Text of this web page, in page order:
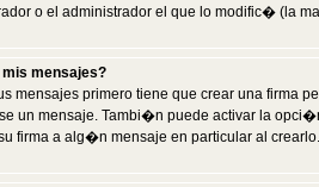
o el administrador el que lo modific� (la
mensajes?
mensajes primero tiene que crear una firma
un mensaje. Tambi�n puede activar la
firma a alg�n mensaje en particular al crearlo.